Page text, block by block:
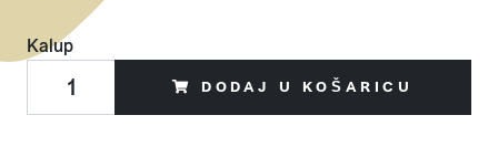
Kalup
DODAJ U KOŠARICU